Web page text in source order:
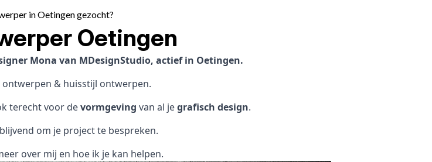
in Oetingen gezocht?
Oetingen
Mona van MDesignStudio, actief in Oetingen.
ontwerpen & huisstijl ontwerpen.
terecht voor devormgeving van al jegrafisch design.
om je project te bespreken.
over mij en hoe ik je kan helpen.